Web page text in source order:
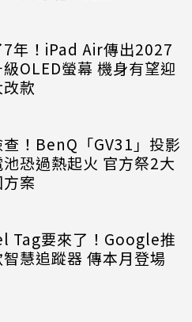
7年！iPad Air傳出2027
OLED螢幕 機身有望迎
款
！BenQ「GV31」投影
恐過熱起火 官方祭2大
案
Tag要來了！Google推
智慧追蹤器 傳本月登場